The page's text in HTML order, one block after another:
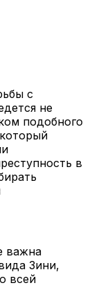
с
не
подобного
в
важна
Зини,
всей